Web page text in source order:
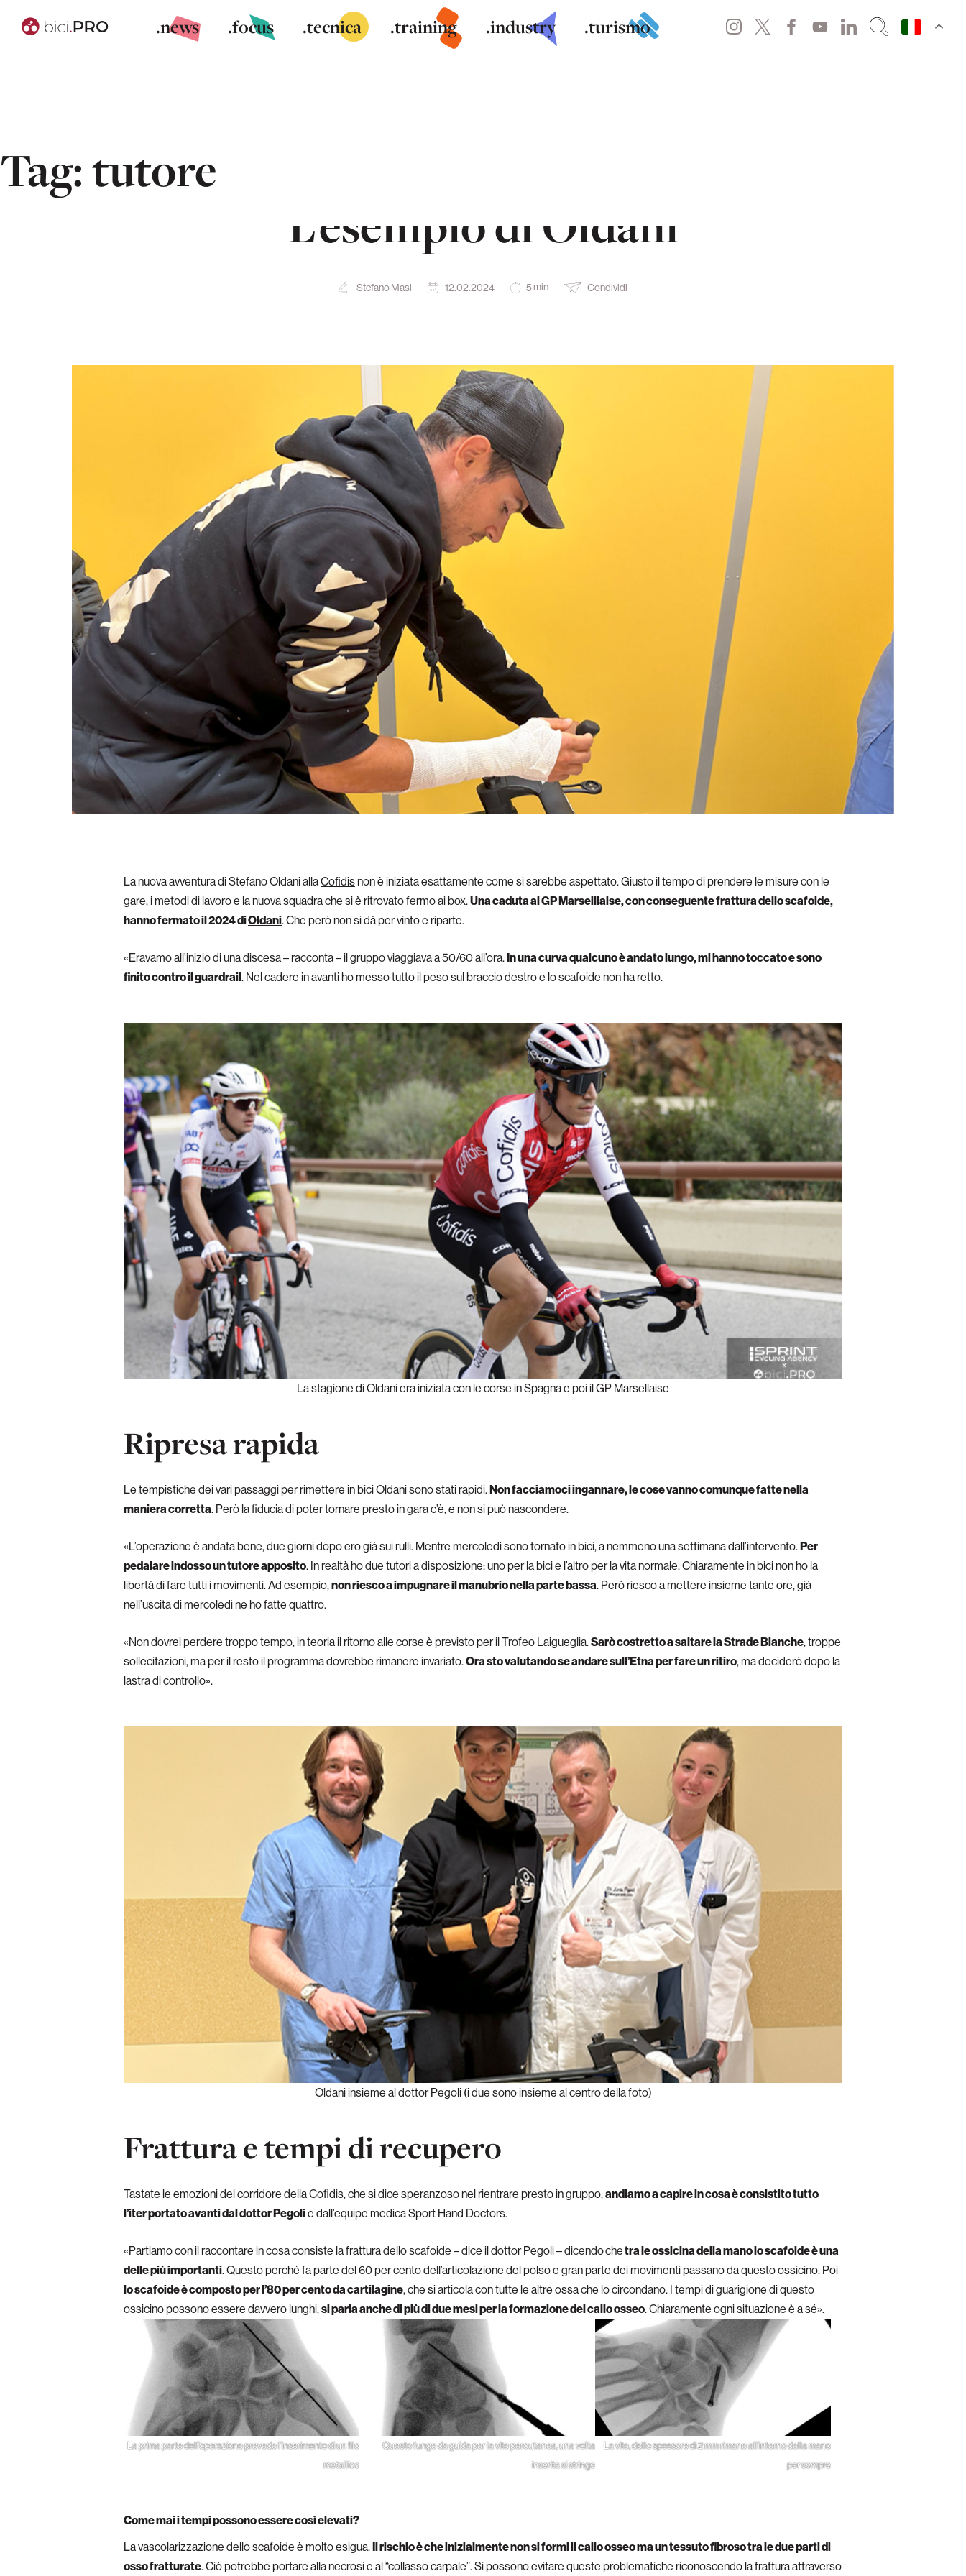
.news .focus .tecnica .training .industry .turismo
Tag:tutore
Scafoide rotto: come si ritorna in bici?
L’esempio di Oldani
Stefano Masi 12.02.2024 5min Condividi
La nuova avventura di Stefano Oldani allaCofidisnon è iniziata esattamente come si sarebbe aspettato. Giusto il tempo di prendere le misure con le
gare, i metodi di lavoro e la nuova squadra che si è ritrovato fermo ai box.Una caduta al GP Marseillaise, con conseguente frattura dello scafoide,
hanno fermato il 2024 diOldani. Che però non si dà per vinto e riparte.
«Eravamo all’inizio di una discesa – racconta – il gruppo viaggiava a 50/60 all’ora.In una curva qualcuno è andato lungo, mi hanno toccato e sono
finito contro il guardrail. Nel cadere in avanti ho messo tutto il peso sul braccio destro e lo scafoide non ha retto.
La stagione di Oldani era iniziata con le corse in Spagna e poi il GP Marsellaise
Ripresa rapida
Le tempistiche dei vari passaggi per rimettere in bici Oldani sono stati rapidi.Non facciamoci ingannare, le cose vanno comunque fatte nella
maniera corretta. Però la fiducia di poter tornare presto in gara c’è, e non si può nascondere.
«L’operazione è andata bene, due giorni dopo ero già sui rulli. Mentre mercoledì sono tornato in bici, a nemmeno una settimana dall’intervento.Per
pedalare indosso un tutore apposito. In realtà ho due tutori a disposizione: uno per la bici e l’altro per la vita normale. Chiaramente in bici non ho la
libertà di fare tutti i movimenti. Ad esempio,non riesco a impugnare il manubrio nella parte bassa. Però riesco a mettere insieme tante ore, già
nell’uscita di mercoledì ne ho fatte quattro.
«Non dovrei perdere troppo tempo, in teoria il ritorno alle corse è previsto per il Trofeo Laigueglia.Sarò costretto a saltare la Strade Bianche, troppe
sollecitazioni, ma per il resto il programma dovrebbe rimanere invariato.Ora sto valutando se andare sull’Etna per fare un ritiro, ma deciderò dopo la
lastra di controllo».
Oldani insieme al dottor Pegoli (i due sono insieme al centro della foto)
Frattura e tempi di recupero
Tastate le emozioni del corridore della Cofidis, che si dice speranzoso nel rientrare presto in gruppo,andiamo a capire in cosa è consistito tutto
l’iter portato avanti dal dottor Pegolie dall’equipe medica Sport Hand Doctors.
«Partiamo con il raccontare in cosa consiste la frattura dello scafoide – dice il dottor Pegoli – dicendochetra le ossicina della mano lo scafoide è una
delle più importanti. Questo perché fa parte del 60 per cento dell’articolazione del polso e gran parte dei movimenti passano da questo ossicino. Poi
lo scafoide è composto per l’80 per cento da cartilagine, che si articola con tutte le altre ossa che lo circondano. I tempi di guarigione di questo
ossicino possono essere davvero lunghi,si parla anche di più di due mesi per la formazione del callo osseo. Chiaramente ogni situazione è a sé».
La prima parte dell’operazione prevede l’inserimento di un filo
metallico
Questo funge da guida per la vite percutanea, una volta
inserita si stringe
La vite, dello spessore di 2 mm rimane all’interno della mano
per sempre
Come mai i tempi possono essere così elevati?
La vascolarizzazione dello scafoide è molto esigua.Il rischio è che inizialmente non si formi il callo osseo ma un tessuto fibroso tra le due parti di
osso fratturate. Ciò potrebbe portare alla necrosi e al “collasso carpale”. Si possono evitare queste problematiche riconoscendo la frattura attraverso